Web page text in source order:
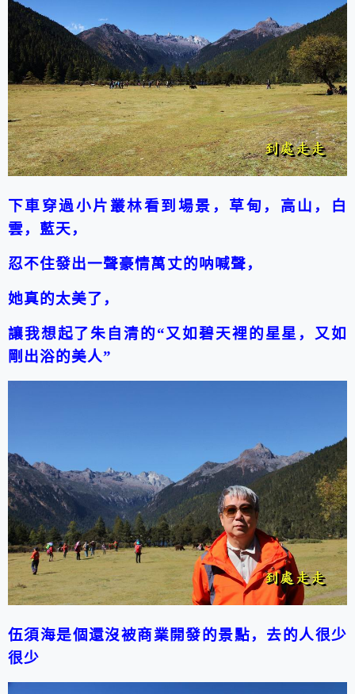
下車穿過小片叢林看到場景，草甸，高山，白
雲，藍天，
忍不住發出一聲豪情萬丈的呐喊聲，
她真的太美了，
讓我想起了朱自清的“又如碧天裡的星星，又如
剛出浴的美人”
伍須海是個還沒被商業開發的景點，去的人很少
很少